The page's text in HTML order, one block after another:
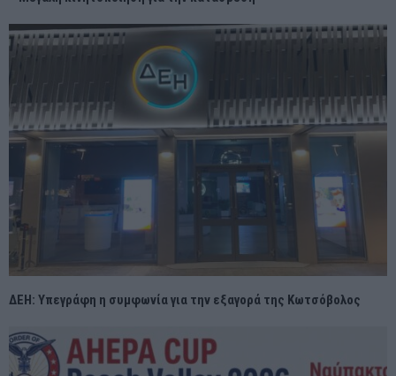
ΔΕΗ: Υπεγράφη η συμφωνία για την εξαγορά της Κωτσόβολος